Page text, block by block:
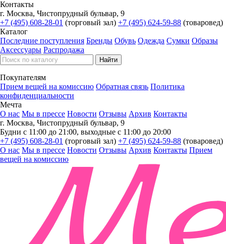
Контакты
г. Москва, Чистопрудный бульвар, 9
+7 (495) 608-28-01 (торговый зал) +7 (495) 624-59-88 (товаровед)
Каталог
Последние поступления Бренды Обувь Одежда Сумки Образы
Аксессуары Распродажа
Покупателям
Прием вещей на комиссию Обратная связь Политика
конфиденциальности
Мечта
О нас Мы в прессе Новости Отзывы Архив Контакты
г. Москва, Чистопрудный бульвар, 9
Будни с 11:00 до 21:00, выходные с 11:00 до 20:00
+7 (495) 608-28-01 (торговый зал) +7 (495) 624-59-88 (товаровед)
О нас Мы в прессе Новости Отзывы Архив Контакты Прием
вещей на комиссию